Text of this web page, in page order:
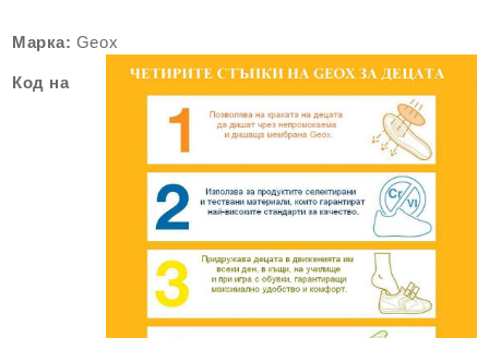
Марка: Geox
Код на